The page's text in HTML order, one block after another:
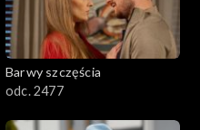
Barwy szczęścia
odc. 2477